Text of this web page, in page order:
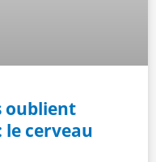
oublient
le cerveau